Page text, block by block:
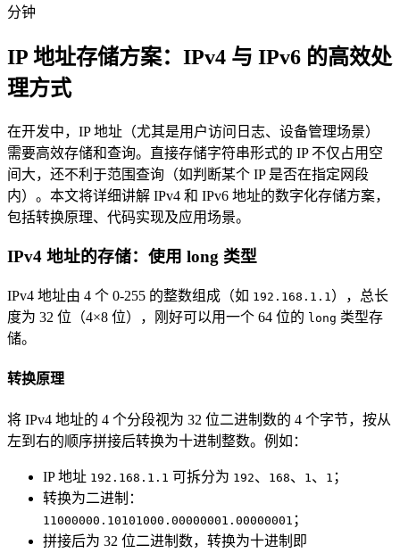
分钟
IP 地址存储方案：IPv4 与 IPv6 的高效处
理方式
在开发中，IP 地址（尤其是用户访问日志、设备管理场景）
需要高效存储和查询。直接存储字符串形式的 IP 不仅占用空
间大，还不利于范围查询（如判断某个 IP 是否在指定网段
内）。本文将详细讲解 IPv4 和 IPv6 地址的数字化存储方案，
包括转换原理、代码实现及应用场景。
IPv4 地址的存储：使用 long 类型
IPv4 地址由 4 个 0-255 的整数组成（如 192.168.1.1），总长
度为 32 位（4×8 位），刚好可以用一个 64 位的 long 类型存
储。
转换原理
将 IPv4 地址的 4 个分段视为 32 位二进制数的 4 个字节，按从
左到右的顺序拼接后转换为十进制整数。例如：
IP 地址 192.168.1.1 可拆分为 192、 168、 1 、 1 ；
转换为二进制：
11000000.10101000.00000001.00000001 ；
拼接后为 32 位二进制数，转换为十进制即